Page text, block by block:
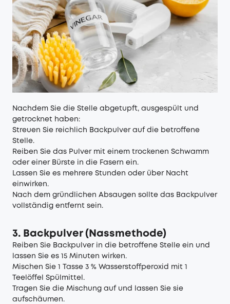
Nachdem Sie die Stelle abgetupft, ausgespült und
getrocknet haben:
Streuen Sie reichlich Backpulver auf die betroffene
Stelle.
Reiben Sie das Pulver mit einem trockenen Schwamm
oder einer Bürste in die Fasern ein.
Lassen Sie es mehrere Stunden oder über Nacht
einwirken.
Nach dem gründlichen Absaugen sollte das Backpulver
vollständig entfernt sein.
3. Backpulver (Nassmethode)
Reiben Sie Backpulver in die betroffene Stelle ein und
lassen Sie es 15 Minuten wirken.
Mischen Sie 1 Tasse 3 % Wasserstoffperoxid mit 1
Teelöffel Spülmittel.
Tragen Sie die Mischung auf und lassen Sie sie
aufschäumen.